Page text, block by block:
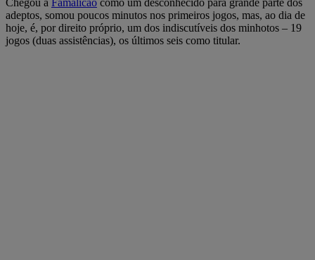
adeptos, somou poucos minutos nos primeiros jogos, mas, ao dia de
hoje, é, por direito próprio, um dos indiscutíveis dos minhotos – 19
jogos (duas assistências), os últimos seis como titular.